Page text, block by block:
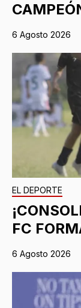
6 Agosto 2026
EL DEPORTE
FC
6 Agosto 2026